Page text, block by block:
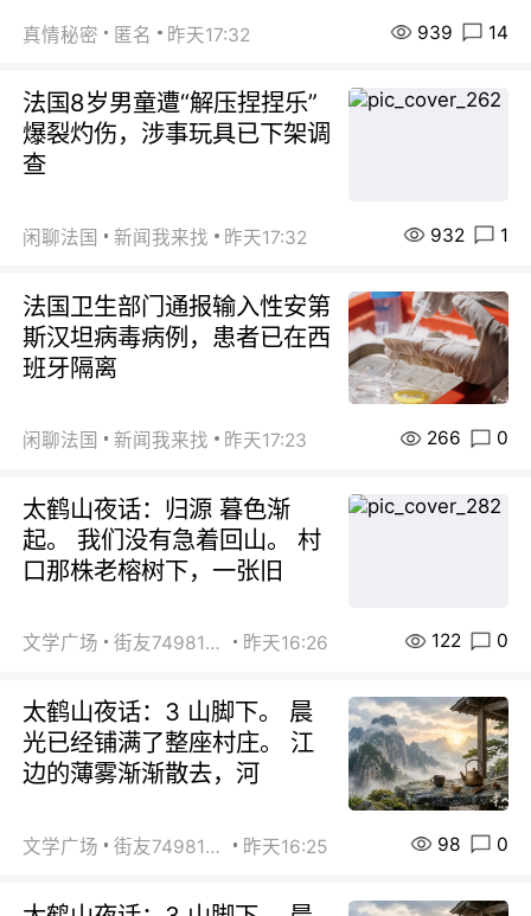
真情秘密 匿名 昨天17:32 939 14
法国8岁男童遭“解压捏捏乐”
爆裂灼伤，涉事玩具已下架调
查
闲聊法国 新闻我来找 昨天17:32 932 1
法国卫生部门通报输入性安第
斯汉坦病毒病例，患者已在西
班牙隔离
闲聊法国 新闻我来找 昨天17:23 266 0
太鹤山夜话：归源 暮色渐
起。 我们没有急着回山。 村
口那株老榕树下，一张旧
文学广场 街友74981146 昨天16:26 122 0
太鹤山夜话：3 山脚下。 晨
光已经铺满了整座村庄。 江
边的薄雾渐渐散去，河
文学广场 街友74981146 昨天16:25 98 0